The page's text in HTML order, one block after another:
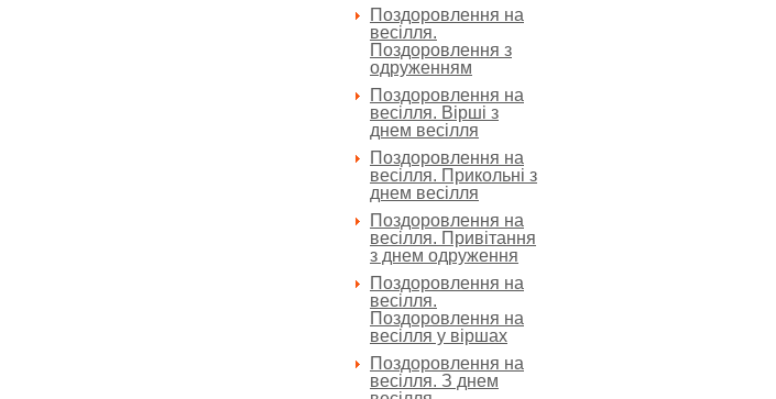
Поздоровлення на
весілля.
Поздоровлення з
одруженням
Поздоровлення на
весілля. Вірші з
днем весілля
Поздоровлення на
весілля. Прикольні з
днем весілля
Поздоровлення на
весілля. Привітання
з днем одруження
Поздоровлення на
весілля.
Поздоровлення на
весілля у віршах
Поздоровлення на
весілля. З днем